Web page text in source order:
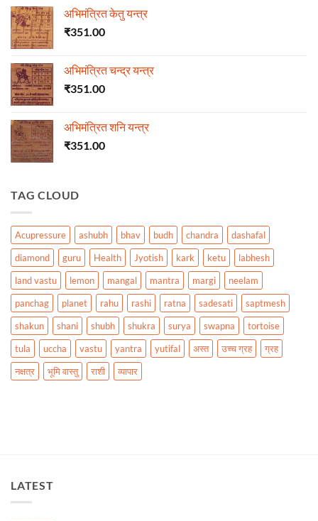
अभिमंत्रित केतु यन्त्र
₹351.00
अभिमंत्रित चन्द्र यन्त्र
₹351.00
अभिमंत्रित शनि यन्त्र
₹351.00
TAG CLOUD
Acupressure ashubh bhav budh chandra
dashafal
diamond
guru Health Jyotish kark ketu
labhesh
land vastu
lemon mangal mantra margi
neelam
panchag
planet rahu rashi ratna sadesati
saptmesh
shakun
shani shubh shukra surya swapna
tortoise
tula
uccha vastu yantra yutifal अस्त उच्च ग्रह
ग्रह
नक्षत्र
भूमि वास्तु राशी व्यापार
LATEST